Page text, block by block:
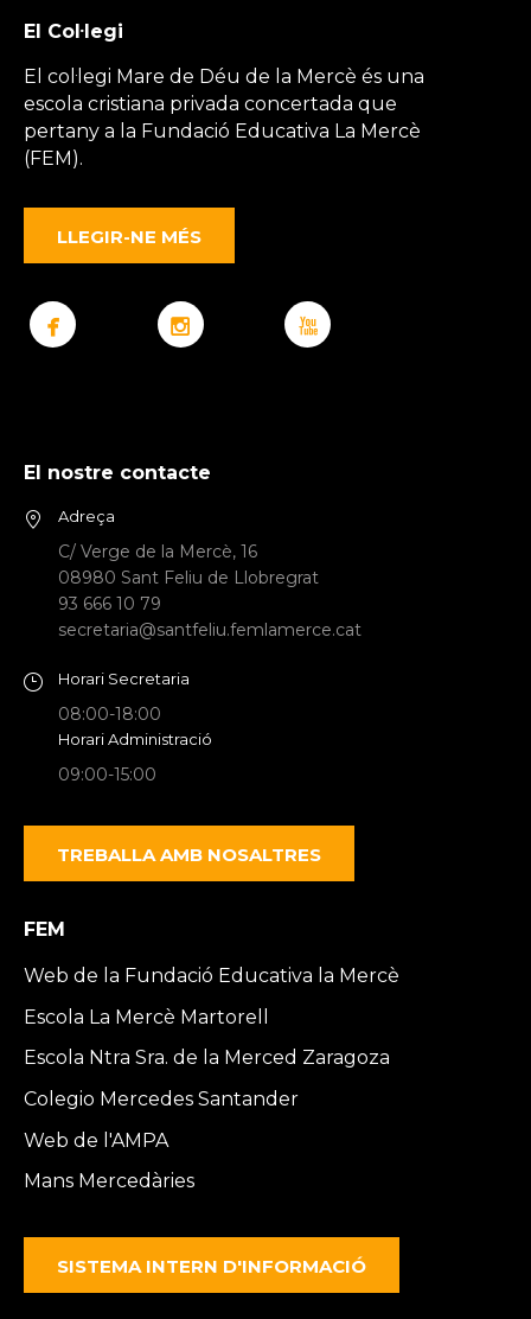
El Col·legi
El col·legi Mare de Déu de la Mercè és una
escola cristiana privada concertada que
pertany a la Fundació Educativa La Mercè
(FEM).
LLEGIR-NE MÉS
El nostre contacte
Adreça
C/ Verge de la Mercè, 16
08980 Sant Feliu de Llobregrat
93 666 10 79
secretaria@santfeliu.femlamerce.cat
Horari Secretaria
08:00-18:00
Horari Administració
09:00-15:00
TREBALLA AMB NOSALTRES
FEM
Web de la Fundació Educativa la Mercè
Escola La Mercè Martorell
Escola Ntra Sra. de la Merced Zaragoza
Colegio Mercedes Santander
Web de l'AMPA
Mans Mercedàries
SISTEMA INTERN D'INFORMACIÓ